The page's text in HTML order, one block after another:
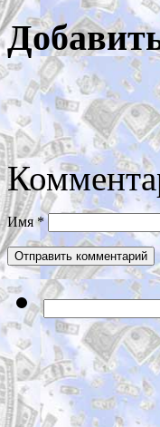
Имя*